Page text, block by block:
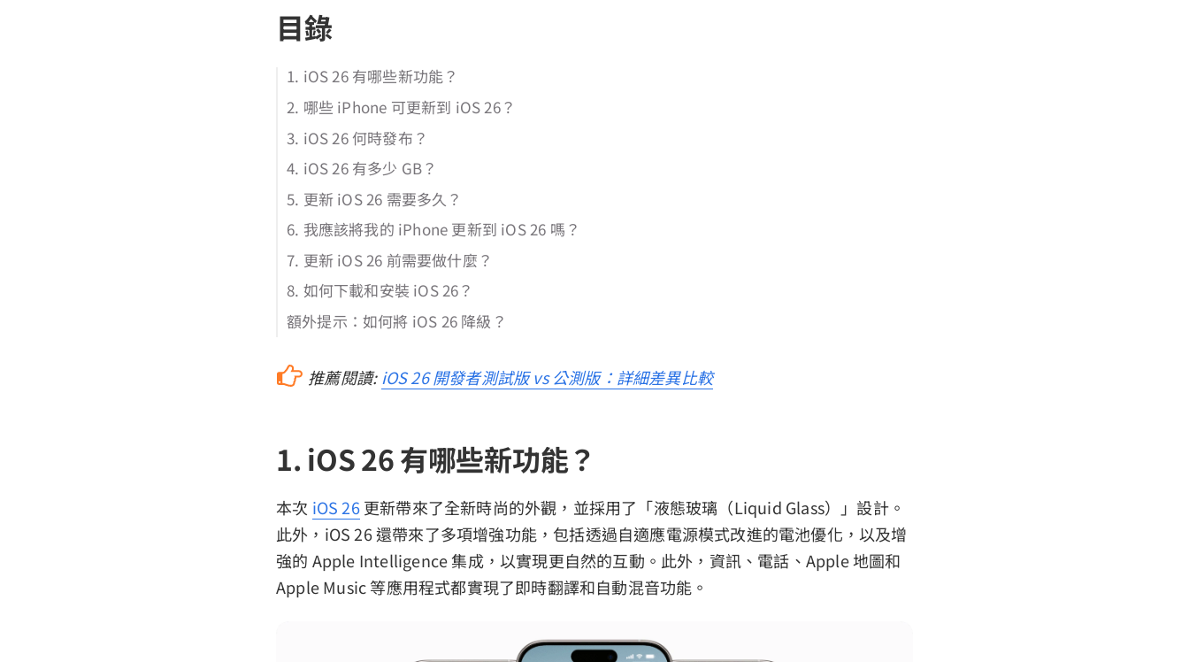
目錄
1. iOS 26 有哪些新功能？
2. 哪些 iPhone 可更新到 iOS 26？
3. iOS 26 何時發布？
4. iOS 26 有多少 GB？
5. 更新 iOS 26 需要多久？
6. 我應該將我的 iPhone 更新到 iOS 26 嗎？
7. 更新 iOS 26 前需要做什麼？
8. 如何下載和安裝 iOS 26？
額外提示：如何將 iOS 26 降級？
推薦閱讀: iOS 26 開發者測試版 vs 公測版：詳細差異比較
1. iOS 26 有哪些新功能？
本次 iOS 26更新帶來了全新時尚的外觀，並採用了「液態玻璃（Liquid Glass）」設計。
此外，iOS 26 還帶來了多項增強功能，包括透過自適應電源模式改進的電池優化，以及增
強的 Apple Intelligence 集成，以實現更自然的互動。此外，資訊、電話、Apple 地圖和
Apple Music 等應用程式都實現了即時翻譯和自動混音功能。